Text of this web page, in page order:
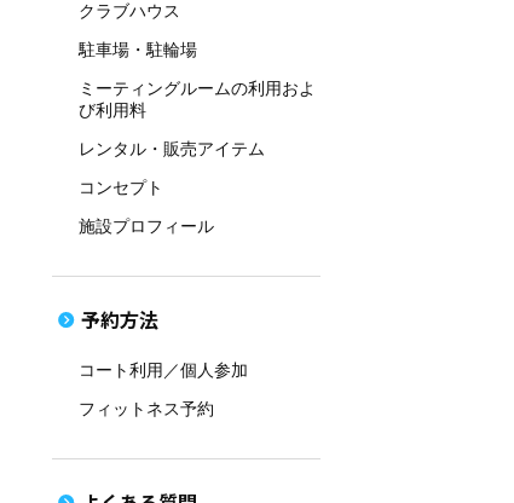
クラブハウス
駐車場・駐輪場
ミーティングルームの利用およ
び利用料
レンタル・販売アイテム
コンセプト
施設プロフィール
予約方法
コート利用／個人参加
フィットネス予約